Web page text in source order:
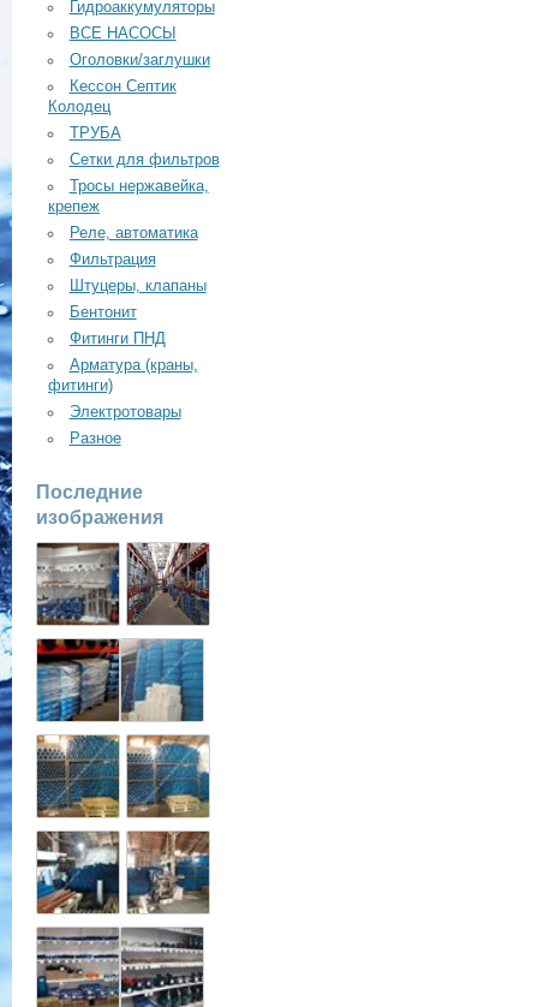
Гидроаккумуляторы
ВСЕ НАСОСЫ
Оголовки/заглушки
Кессон Септик
Колодец
ТРУБА
Сетки для фильтров
Тросы нержавейка,
крепеж
Реле, автоматика
Фильтрация
Штуцеры, клапаны
Бентонит
Фитинги ПНД
Арматура (краны,
фитинги)
Электротовары
Разное
Последние
изображения